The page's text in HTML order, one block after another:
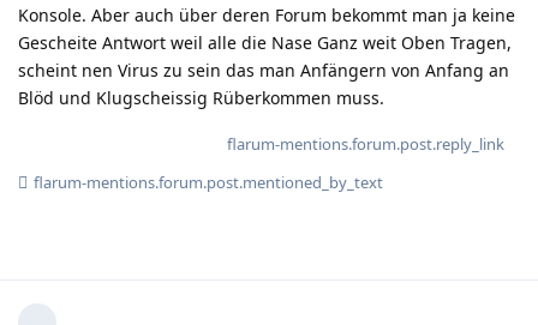
Konsole. Aber auch über deren Forum bekommt man ja keine
Gescheite Antwort weil alle die Nase Ganz weit Oben Tragen,
scheint nen Virus zu sein das man Anfängern von Anfang an
Blöd und Klugscheissig Rüberkommen muss.
flarum-mentions.forum.post.reply_link
flarum-mentions.forum.post.mentioned_by_text